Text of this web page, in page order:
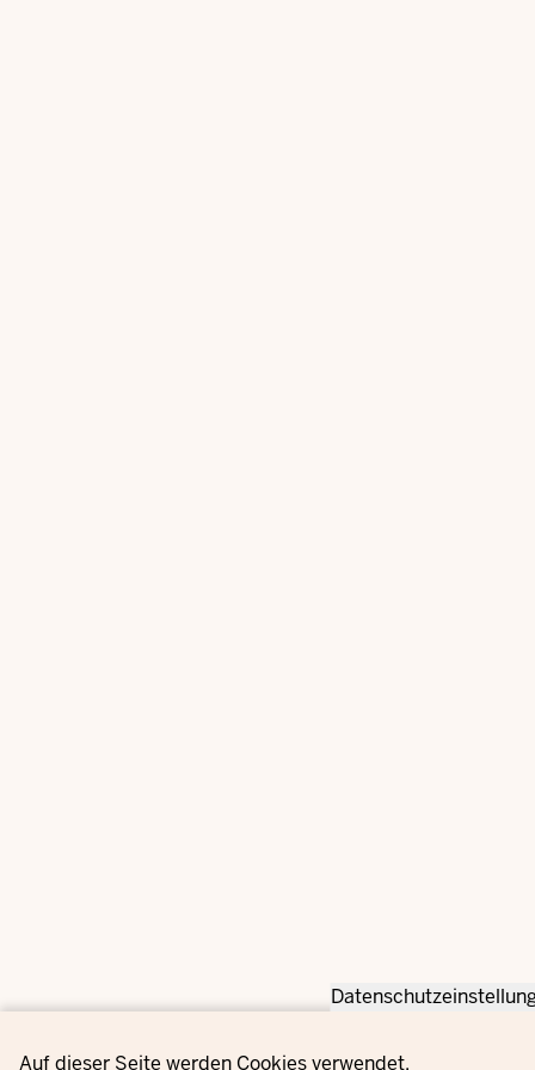
Privacy settings
Auf dieser Seite werden Cookies verwendet.